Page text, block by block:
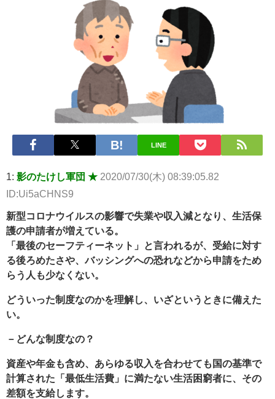
ズｗｗｗｗｗｗｗｗｗｗ 他 / 2chnaviヘッドライン
【画像】人気Vチューバーさん、とんでもない姿を披露ｗｗｗｗｗ
ｗｗｗｗｗ 他 / 2chnaviヘッドライン
【悲報】2050年の日本、独身ボッチ祭りが現実になるとかｗｗｗ
ｗ 他 / 2chnaviヘッドライン
Powered by livedoor 相互RSS
LINE
1: 影のたけし軍団 ★ 2020/07/30(木) 08:39:05.82
ID:Ui5aCHNS9
新型コロナウイルスの影響で失業や収入減となり、生活保
護の申請者が増えている。
「最後のセーフティーネット」と言われるが、受給に対す
る後ろめたさや、バッシングへの恐れなどから申請をため
らう人も少なくない。
どういった制度なのかを理解し、いざというときに備えた
い。
－どんな制度なの？
資産や年金も含め、あらゆる収入を合わせても国の基準で
計算された「最低生活費」に満たない生活困窮者に、その
差額を支給します。